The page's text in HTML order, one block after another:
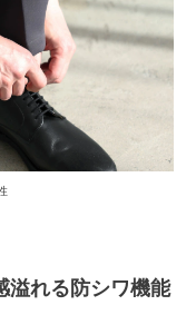
溢れる防シワ機能